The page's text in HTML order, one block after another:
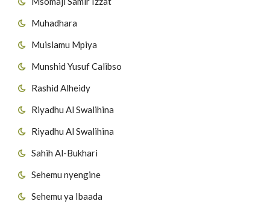
Muhadhara
Muislamu Mpiya
Munshid Yusuf Calibso
Rashid Alheidy
Riyadhu Al Swalihina
Riyadhu Al Swalihina
Sahih Al-Bukhari
Sehemu nyengine
Sehemu ya Ibaada